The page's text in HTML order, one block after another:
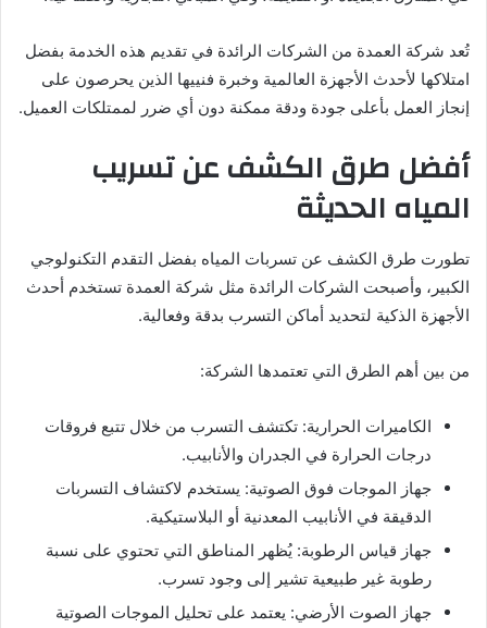
تُعد شركة العمدة من الشركات الرائدة في تقديم هذه الخدمة بفضل
امتلاكها لأحدث الأجهزة العالمية وخبرة فنييها الذين يحرصون على
إنجاز العمل بأعلى جودة ودقة ممكنة دون أي ضرر لممتلكات العميل.
أفضل طرق الكشف عن تسريب
المياه الحديثة
تطورت طرق الكشف عن تسربات المياه بفضل التقدم التكنولوجي
الكبير، وأصبحت الشركات الرائدة مثل شركة العمدة تستخدم أحدث
الأجهزة الذكية لتحديد أماكن التسرب بدقة وفعالية.
من بين أهم الطرق التي تعتمدها الشركة:
الكاميرات الحرارية: تكتشف التسرب من خلال تتبع فروقات
درجات الحرارة في الجدران والأنابيب.
جهاز الموجات فوق الصوتية: يستخدم لاكتشاف التسربات
الدقيقة في الأنابيب المعدنية أو البلاستيكية.
جهاز قياس الرطوبة: يُظهر المناطق التي تحتوي على نسبة
رطوبة غير طبيعية تشير إلى وجود تسرب.
جهاز الصوت الأرضي: يعتمد على تحليل الموجات الصوتية